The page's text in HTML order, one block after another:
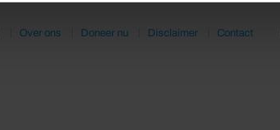
Over ons Doneer nu Disclaimer Contact